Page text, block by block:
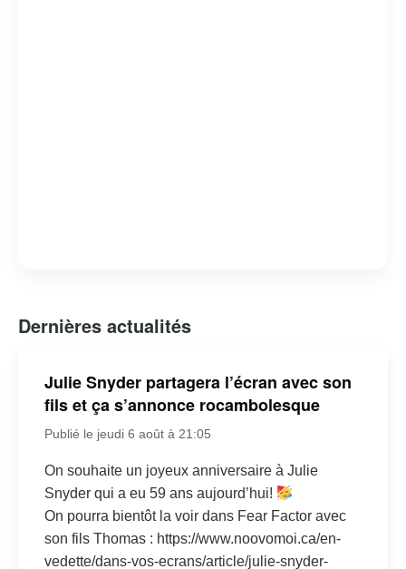
Dernières actualités
Julie Snyder partagera l’écran avec son
fils et ça s’annonce rocambolesque
Publié le jeudi 6 août à 21:05
On souhaite un joyeux anniversaire à Julie
Snyder qui a eu 59 ans aujourd’hui!
On pourra bientôt la voir dans Fear Factor avec
son fils Thomas : https://www.noovomoi.ca/en-
vedette/dans-vos-ecrans/article/julie-snyder-